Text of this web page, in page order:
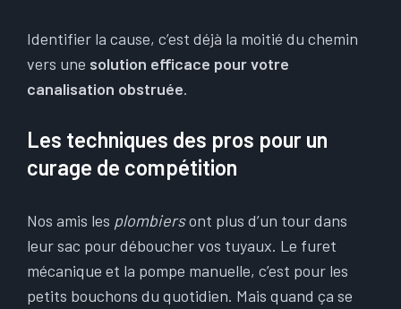
Identifier la cause, c’est déjà la moitié du chemin
vers une solution efficace pour votre
canalisation obstruée.
Les techniques des pros pour un
curage de compétition
Nos amis les plombiersont plus d’un tour dans
leur sac pour déboucher vos tuyaux. Le furet
mécanique et la pompe manuelle, c’est pour les
petits bouchons du quotidien. Mais quand ça se